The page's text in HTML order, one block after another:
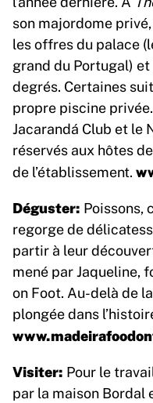
son majordome
les offres du palace
grand du Portugal) et
degrés. Certaines
propre piscine
Jacarandá Club et le
réservés aux hôtes
de l’établissement.
Déguster: Poissons,
regorge de
partir à leur
mené par Jaqueline,
on Foot. Au-delà de
plongée dans
Visiter: Pour le
par la maison Bordal